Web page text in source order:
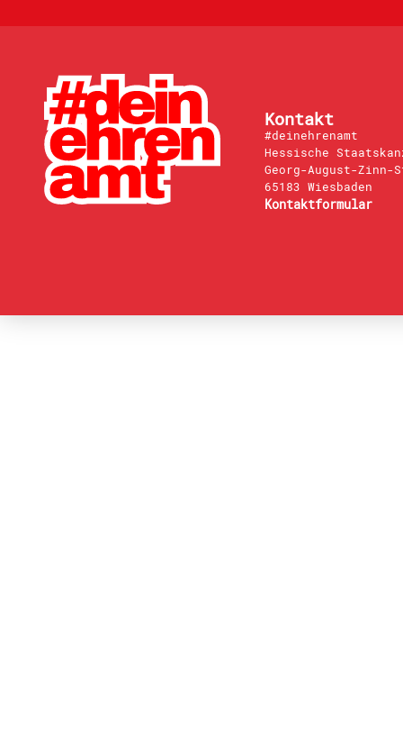
Kontakt
#deinehrenamt
Hessische
Georg-August-Zinn-
65183 Wiesbaden
Kontaktformular